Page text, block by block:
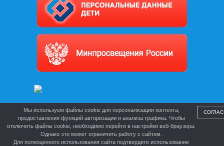
Мы используем файлы cookie для персонализации контента,
предоставления функций авторизации и анализа трафика. Чтобы
отключить файлы cookie, необходимо перейти в настройки веб-браузера.
Однако это может ограничить работу с сайтом.
Для полноценного использования сайта подтвердите использование